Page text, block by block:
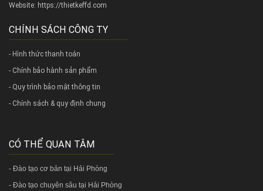
Website: https://thietkeffd.com
CHÍNH SÁCH CÔNG TY
- Hình thức thanh toán
- Chính bảo hành sản phẩm
- Quy trình bảo mật thông tin
- Chính sách & quy định chung
CÓ THỂ QUAN TÂM
- Đào tạo cơ bản tại Hải Phòng
- Đào tạo chuyên sâu tại Hải Phòng